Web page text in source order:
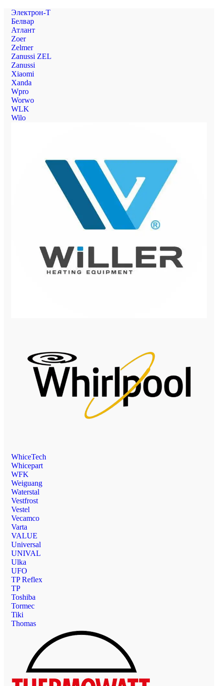
Электрон-Т
Белвар
Атлант
Zoer
Zelmer
Zanussi ZEL
Zanussi
Xiaomi
Xanda
Wpro
Worwo
WLK
Wilo
WhiceTech
Whicepart
WFK
Weiguang
Waterstal
Vestfrost
Vestel
Vecamco
Varta
VALUE
Universal
UNIVAL
Ulka
UFO
TP Reflex
TP
Toshiba
Tormec
Tiki
Thomas